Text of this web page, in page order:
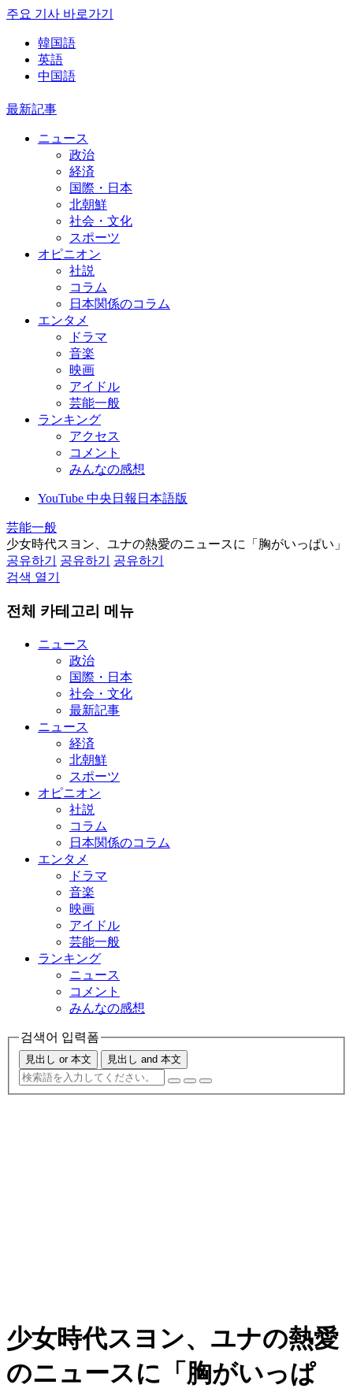
주요 기사 바로가기
韓国語
英語
中国語
最新記事
ニュース
政治
経済
国際・日本
北朝鮮
社会・文化
スポーツ
オピニオン
社説
コラム
日本関係のコラム
エンタメ
ドラマ
音楽
映画
アイドル
芸能一般
ランキング
アクセス
コメント
みんなの感想
YouTube 中央日報日本語版
芸能一般
少女時代スヨン、ユナの熱愛のニュースに「胸がいっぱい」
공유하기
공유하기
공유하기
검색 열기
전체 카테고리 메뉴
ニュース
政治
国際・日本
社会・文化
最新記事
ニュース
経済
北朝鮮
スポーツ
オピニオン
社説
コラム
日本関係のコラム
エンタメ
ドラマ
音楽
映画
アイドル
芸能一般
ランキング
ニュース
コメント
みんなの感想
검색어 입력폼
見出し or 本文 見出し and 本文
少女時代スヨン、ユナの熱愛
のニュースに「胸がいっぱ